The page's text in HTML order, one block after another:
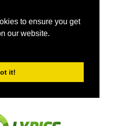
to ensure you get
our website.
it!